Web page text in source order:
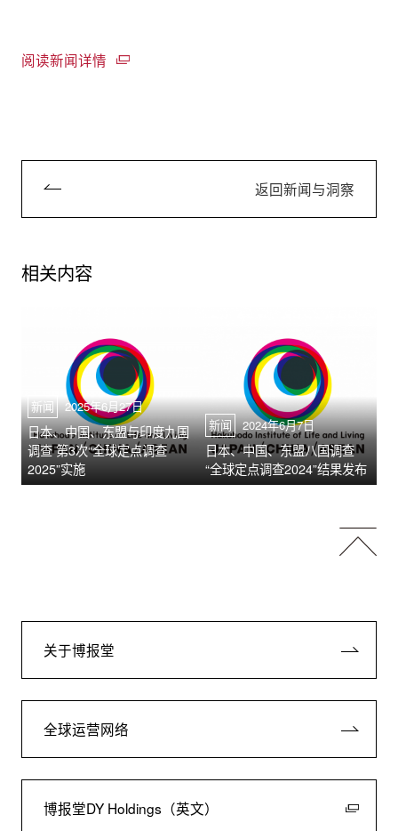
阅读新闻详情
返回新闻与洞察
相关内容
新闻 2025年6月27日
日本、中国、东盟与印度九国
调查 第3次“全球定点调查
2025”实施​
新闻 2024年6月7日
日本、中国、东盟八国调查
“全球定点调查2024”结果发布
关于博报堂
全球运营网络
博报堂DY Holdings（英文）